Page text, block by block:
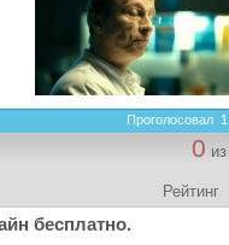
Проголосовал 1
0 из
Рейтинг
бесплатно.